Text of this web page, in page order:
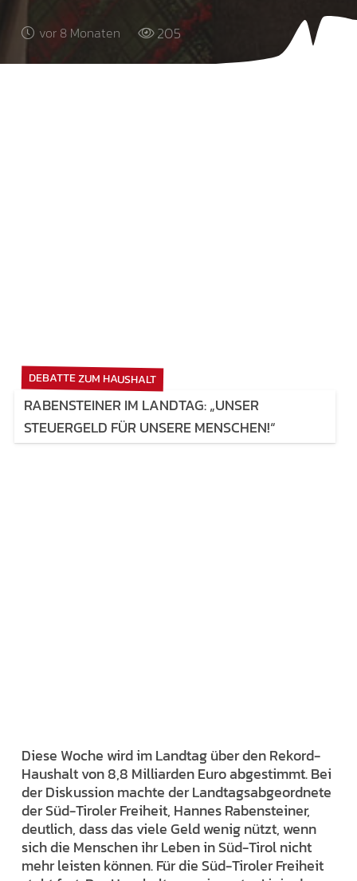
vor 8 Monaten 205
DEBATTE ZUM HAUSHALT
RABENSTEINER IM LANDTAG: „UNSER
STEUERGELD FÜR UNSERE MENSCHEN!“
Diese Woche wird im Landtag über den Rekord-
Haushalt von 8,8 Milliarden Euro abgestimmt. Bei
der Diskussion machte der Landtagsabgeordnete
der Süd-Tiroler Freiheit, Hannes Rabensteiner,
deutlich, dass das viele Geld wenig nützt, wenn
sich die Menschen ihr Leben in Süd-Tirol nicht
mehr leisten können. Für die Süd-Tiroler Freiheit